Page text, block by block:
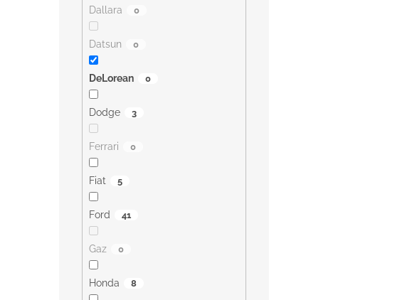
Dallara 0
Datsun 0
DeLorean 0
Dodge 3
Ferrari 0
Fiat 5
Ford 41
Gaz 0
Honda 8